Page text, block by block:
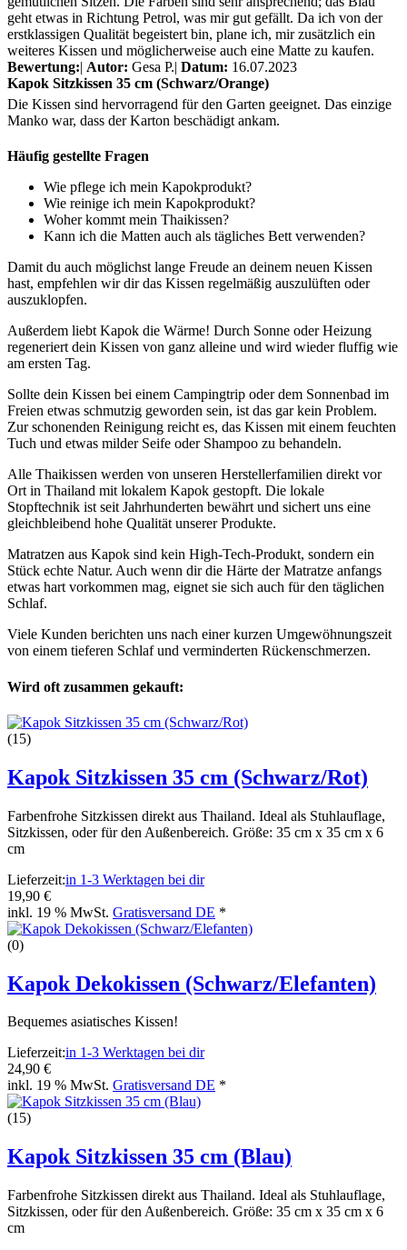
geht etwas in Richtung Petrol, was mir gut gefällt. Da ich von der
erstklassigen Qualität begeistert bin, plane ich, mir zusätzlich ein
weiteres Kissen und möglicherweise auch eine Matte zu kaufen.
Bewertung:| Autor: Gesa P.| Datum: 16.07.2023
Kapok Sitzkissen 35 cm (Schwarz/Orange)
Die Kissen sind hervorragend für den Garten geeignet. Das einzige
Manko war, dass der Karton beschädigt ankam.
Häufig gestellte Fragen
Wie pflege ich mein Kapokprodukt?
Wie reinige ich mein Kapokprodukt?
Woher kommt mein Thaikissen?
Kann ich die Matten auch als tägliches Bett verwenden?
Damit du auch möglichst lange Freude an deinem neuen Kissen
hast, empfehlen wir dir das Kissen regelmäßig auszulüften oder
auszuklopfen.
Außerdem liebt Kapok die Wärme! Durch Sonne oder Heizung
regeneriert dein Kissen von ganz alleine und wird wieder fluffig wie
am ersten Tag.
Sollte dein Kissen bei einem Campingtrip oder dem Sonnenbad im
Freien etwas schmutzig geworden sein, ist das gar kein Problem.
Zur schonenden Reinigung reicht es, das Kissen mit einem feuchten
Tuch und etwas milder Seife oder Shampoo zu behandeln.
Alle Thaikissen werden von unseren Herstellerfamilien direkt vor
Ort in Thailand mit lokalem Kapok gestopft. Die lokale
Stopftechnik ist seit Jahrhunderten bewährt und sichert uns eine
gleichbleibend hohe Qualität unserer Produkte.
Matratzen aus Kapok sind kein High-Tech-Produkt, sondern ein
Stück echte Natur. Auch wenn dir die Härte der Matratze anfangs
etwas hart vorkommen mag, eignet sie sich auch für den täglichen
Schlaf.
Viele Kunden berichten uns nach einer kurzen Umgewöhnungszeit
von einem tieferen Schlaf und verminderten Rückenschmerzen.
Wird oft zusammen gekauft:
(15)
Kapok Sitzkissen 35 cm (Schwarz/Rot)
Farbenfrohe Sitzkissen direkt aus Thailand. Ideal als Stuhlauflage,
Sitzkissen, oder für den Außenbereich. Größe: 35 cm x 35 cm x 6
cm
Lieferzeit:in 1-3 Werktagen bei dir
19,90 €
inkl. 19 % MwSt. Gratisversand DE *
(0)
Kapok Dekokissen (Schwarz/Elefanten)
Bequemes asiatisches Kissen!
Lieferzeit:in 1-3 Werktagen bei dir
24,90 €
inkl. 19 % MwSt. Gratisversand DE *
(15)
Kapok Sitzkissen 35 cm (Blau)
Farbenfrohe Sitzkissen direkt aus Thailand. Ideal als Stuhlauflage,
Sitzkissen, oder für den Außenbereich. Größe: 35 cm x 35 cm x 6
cm